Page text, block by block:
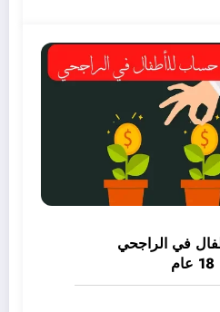
في الراجحي